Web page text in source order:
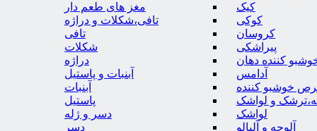
کیک
کوکی
کروسان
پیراشکی
کننده دهان
آدامس
خوشبو کننده
و لواشک
لواشک
آلوچه و آلبالو
مغز های طعم دار
تافی،شکلات و دراژه
تافی
شکلات
دراژه
آبنبات و پاستیل
آبنبات
پاستیل
دسر و ژله
دسر